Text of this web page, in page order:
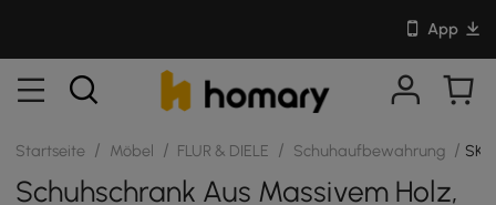
App
Startseite / Möbel / FLUR & DIELE / Schuhaufbewahrung /
Schuhschrank Aus Massivem Holz,